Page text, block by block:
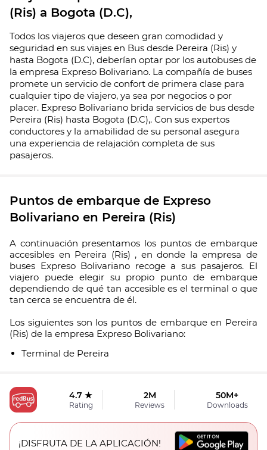
(Ris) a Bogota (D.C),
Todos los viajeros que deseen gran comodidad y
seguridad en sus viajes en Bus desde Pereira (Ris) y
hasta Bogota (D.C), deberían optar por los autobuses de
la empresa Expreso Bolivariano. La compañía de buses
promete un servicio de confort de primera clase para
cualquier tipo de viajero, ya sea por negocios o por
placer. Expreso Bolivariano brida servicios de bus desde
Pereira (Ris) hasta Bogota (D.C),. Con sus expertos
conductores y la amabilidad de su personal asegura
una experiencia de relajación completa de sus
pasajeros.
Puntos de embarque de Expreso
Bolivariano en Pereira (Ris)
A continuación presentamos los puntos de embarque
accesibles en Pereira (Ris) , en donde la empresa de
buses Expreso Bolivariano recoge a sus pasajeros. El
viajero puede elegir su propio punto de embarque
dependiendo de qué tan accesible es el terminal o que
tan cerca se encuentra de él.
Los siguientes son los puntos de embarque en Pereira
(Ris) de la empresa Expreso Bolivariano:
Terminal de Pereira
4.7 ★
Rating
2M
Reviews
50M+
Downloads
¡DISFRUTA DE LA APLICACIÓN!